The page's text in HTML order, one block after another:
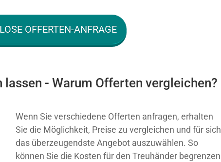
OFFERTEN-ANFRAGE
- Warum Offerten vergleichen?
Wenn Sie verschiedene Offerten anfragen, erhalten
Sie die Möglichkeit, Preise zu vergleichen und für sich
das überzeugendste Angebot auszuwählen. So
können Sie die Kosten für den Treuhänder begrenzen